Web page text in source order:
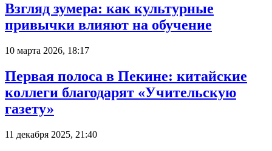
Взгляд зумера: как культурные
привычки влияют на обучение
10 марта 2026, 18:17
Первая полоса в Пекине: китайские
коллеги благодарят «Учительскую
газету»
11 декабря 2025, 21:40